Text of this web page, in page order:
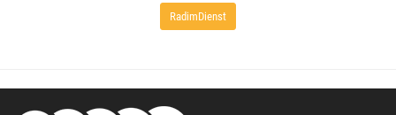
RadimDienst